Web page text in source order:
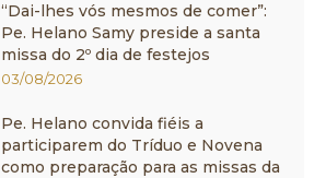
“Dai-lhes vós mesmos de comer”:
Pe. Helano Samy preside a santa
missa do 2º dia de festejos
03/08/2026
Pe. Helano convida fiéis a
participarem do Tríduo e Novena
como preparação para as missas da